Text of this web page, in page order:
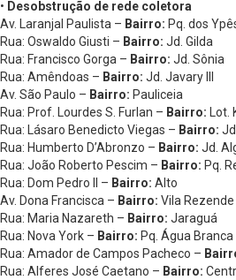
• Desobstrução de rede coletora
Av. Laranjal Paulista – Bairro: Pq. dos
Rua: Oswaldo Giusti – Bairro: Jd. Gilda
Rua: Francisco Gorga – Bairro: Jd. Sônia
Rua: Amêndoas – Bairro: Jd. Javary III
Av. São Paulo – Bairro: Pauliceia
Rua: Prof. Lourdes S. Furlan – Bairro: Lot.
Rua: Lásaro Benedicto Viegas – Bairro:
Rua: Humberto D’Abronzo – Bairro: Jd.
Rua: João Roberto Pescim – Bairro: Pq.
Rua: Dom Pedro II – Bairro: Alto
Av. Dona Francisca – Bairro: Vila Rezende
Rua: Maria Nazareth – Bairro: Jaraguá
Rua: Nova York – Bairro: Pq. Água Branca
Rua: Amador de Campos Pacheco –
Rua: Alferes José Caetano – Bairro: